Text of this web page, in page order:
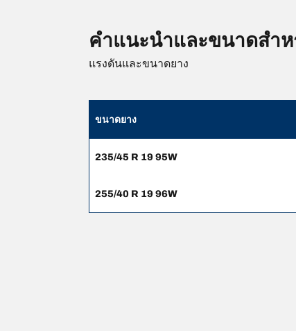
คำแนะนำและขนาดสำ
แรงดันและขนาดยาง
ขนาดยาง
235/45 R 19 95W
255/40 R 19 96W